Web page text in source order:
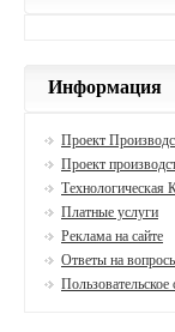
Информация
Проект
Проект
Технологическая
Платные услуги
Реклама на сайте
Ответы на
Пользовательское